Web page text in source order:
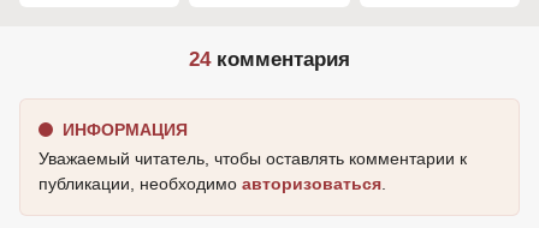
24комментария
ИНФОРМАЦИЯ
Уважаемый читатель, чтобы оставлять комментарии к
публикации, необходимо авторизоваться